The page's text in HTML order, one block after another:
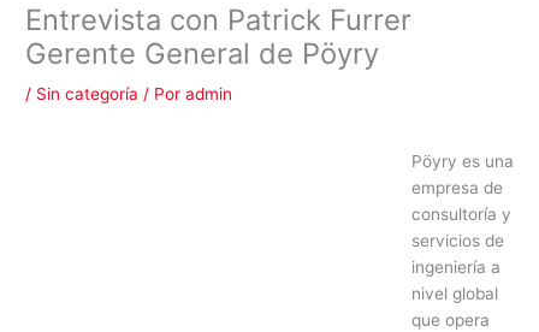
Entrevista con Patrick Furrer
Gerente General de Pöyry
/ Sin categoría / Poradmin
Pöyry es una
empresa de
consultoría y
servicios de
ingeniería a
nivel global
que opera